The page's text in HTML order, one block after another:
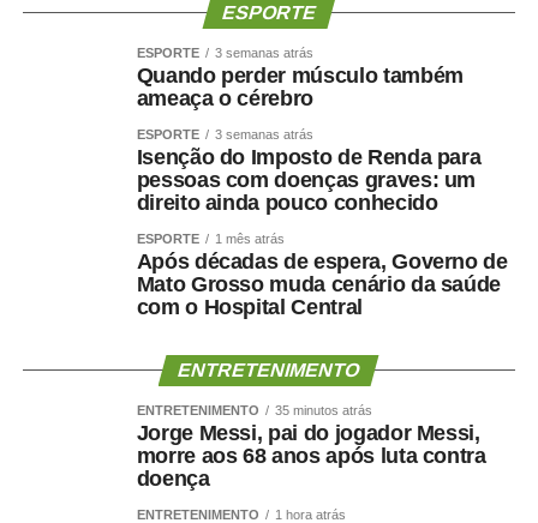
ESPORTE
ESPORTE 3 semanas atrás
Quando perder músculo também
ameaça o cérebro
ESPORTE 3 semanas atrás
Isenção do Imposto de Renda para
pessoas com doenças graves: um
direito ainda pouco conhecido
ESPORTE 1 mês atrás
Após décadas de espera, Governo de
Mato Grosso muda cenário da saúde
com o Hospital Central
ENTRETENIMENTO
ENTRETENIMENTO 35 minutos atrás
Jorge Messi, pai do jogador Messi,
morre aos 68 anos após luta contra
doença
ENTRETENIMENTO 1 hora atrás